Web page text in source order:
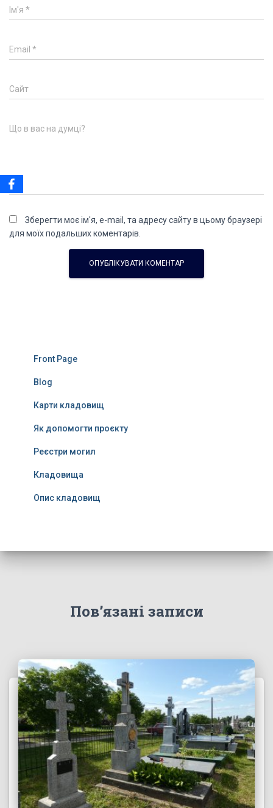
Ім'я *
Email *
Сайт
Що в вас на думці?
Зберегти моє ім'я, e-mail, та адресу сайту в цьому браузері
для моїх подальших коментарів.
Front Page
Blog
Карти кладовищ
Як допомогти проєкту
Реєстри могил
Кладовища
Опис кладовищ
Пов’язані записи